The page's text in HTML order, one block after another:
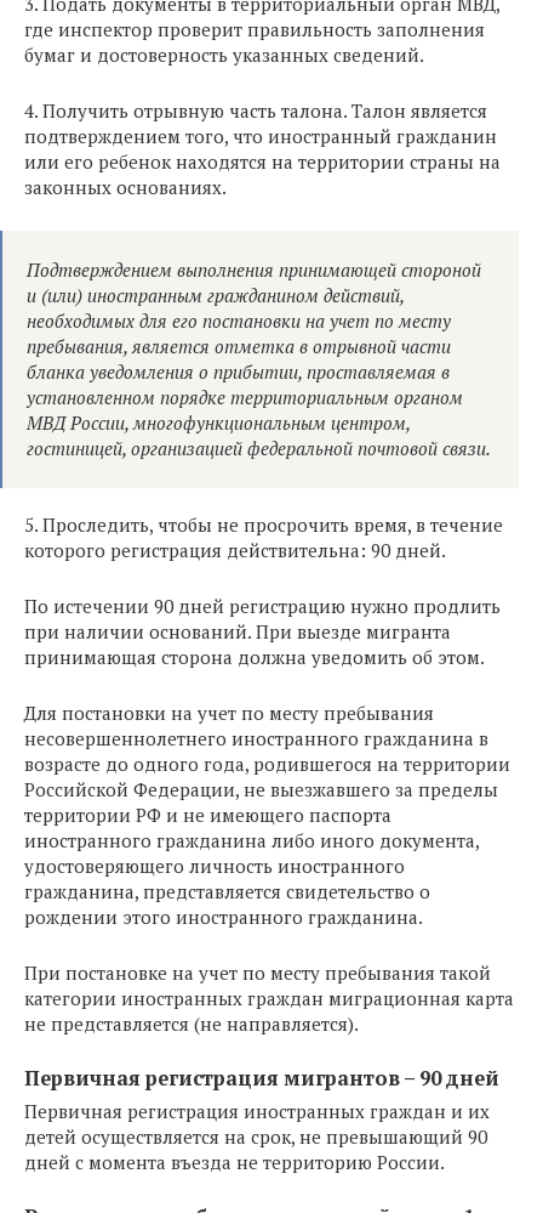
где инспектор проверит правильность заполнения
бумаг и достоверность указанных сведений.
4. Получить отрывную часть талона. Талон является
подтверждением того, что иностранный гражданин
или его ребенок находятся на территории страны на
законных основаниях.
Подтверждением выполнения принимающей стороной
и (или) иностранным гражданином действий,
необходимых для его постановки на учет по месту
пребывания, является отметка в отрывной части
бланка уведомления о прибытии, проставляемая в
установленном порядке территориальным органом
МВД России, многофункциональным центром,
гостиницей, организацией федеральной почтовой связи.
5. Проследить, чтобы не просрочить время, в течение
которого регистрация действительна: 90 дней.
По истечении 90 дней регистрацию нужно продлить
при наличии оснований. При выезде мигранта
принимающая сторона должна уведомить об этом.
Для постановки на учет по месту пребывания
несовершеннолетнего иностранного гражданина в
возрасте до одного года, родившегося на территории
Российской Федерации, не выезжавшего за пределы
территории РФ и не имеющего паспорта
иностранного гражданина либо иного документа,
удостоверяющего личность иностранного
гражданина, представляется свидетельство о
рождении этого иностранного гражданина.
При постановке на учет по месту пребывания такой
категории иностранных граждан миграционная карта
не представляется (не направляется).
Первичная регистрация мигрантов – 90 дней
Первичная регистрация иностранных граждан и их
детей осуществляется на срок, не превышающий 90
дней с момента въезда не территорию России.